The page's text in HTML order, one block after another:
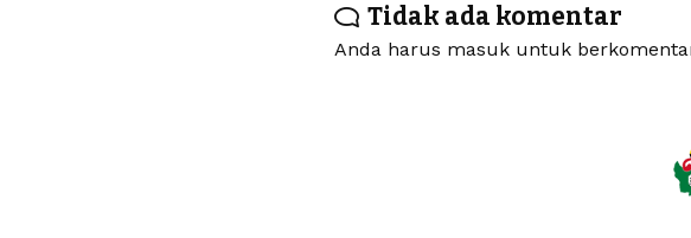
Tidak ada komentar
Anda harus masuk untuk